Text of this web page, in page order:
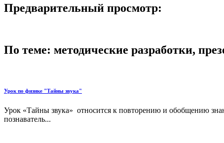
Предварительный просмотр:
По теме: методические разработки,
Урок по физике "Тайны звука"
Урок «Тайны звука» относится к повторению и обобщению
познаватель...